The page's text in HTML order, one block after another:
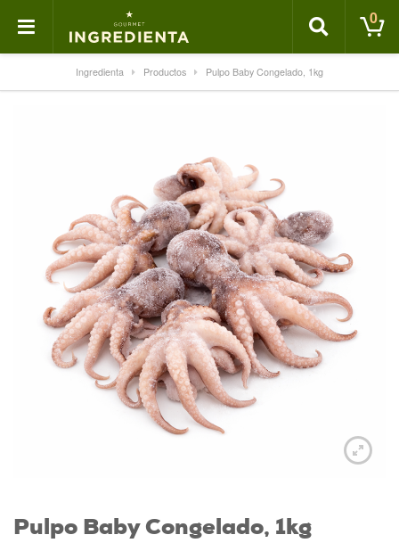
0
Ingredienta Productos Pulpo Baby Congelado, 1kg
Pulpo Baby Congelado, 1kg